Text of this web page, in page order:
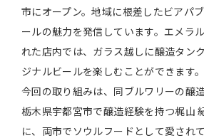
市にオープン。地域に根差したビアパ
ールの魅力を発信しています。エメラ
れた店内では、ガラス越しに醸造タン
ジナルビールを楽しむことができます。
今回の取り組みは、同ブルワリーの醸
栃木県宇都宮市で醸造経験を持つ梶山
に、両市でソウルフードとして愛され